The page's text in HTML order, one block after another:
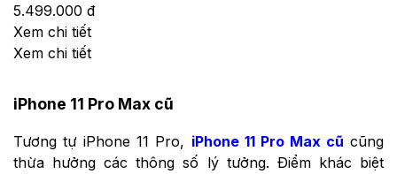
5.499.000 đ
Xem chi tiết
Xem chi tiết
iPhone 11 Pro Max cũ
Tương tự iPhone 11 Pro, iPhone 11 Pro Max cũ cũng
thừa hưởng các thông số lý tưởng. Điểm khác biệt